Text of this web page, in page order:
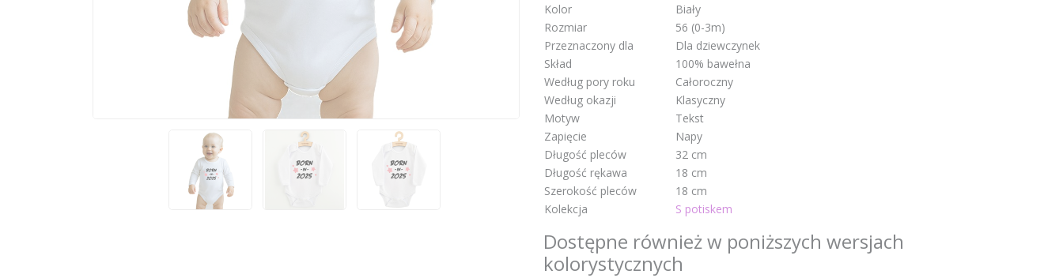
Kolor
Biały
Rozmiar
56 (0-3m)
Przeznaczony dla
Dla dziewczynek
Skład
100% bawełna
Według pory roku
Całoroczny
Według okazji
Klasyczny
Motyw
Tekst
Zapięcie
Napy
Długość pleców
32 cm
Długość rękawa
18 cm
Szerokość pleców
18 cm
Kolekcja
S potiskem
Dostępne również w poniższych wersjach
kolorystycznych